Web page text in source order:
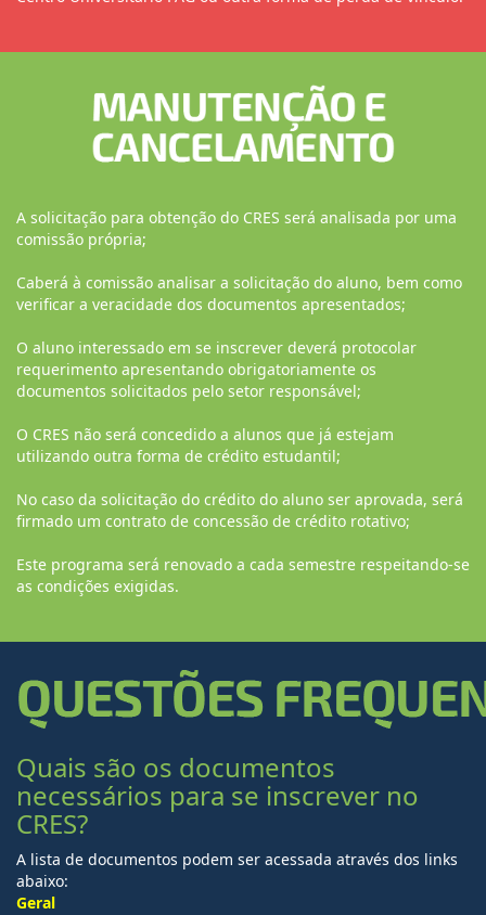
A solicitação para obtenção do CRES será analisada por uma
comissão própria;
Caberá à comissão analisar a solicitação do aluno, bem como
verificar a veracidade dos documentos apresentados;
O aluno interessado em se inscrever deverá protocolar
requerimento apresentando obrigatoriamente os
documentos solicitados pelo setor responsável;
O CRES não será concedido a alunos que já estejam
utilizando outra forma de crédito estudantil;
No caso da solicitação do crédito do aluno ser aprovada, será
firmado um contrato de concessão de crédito rotativo;
Este programa será renovado a cada semestre respeitando-se
as condições exigidas.
Quais são os documentos
necessários para se inscrever no
CRES?
A lista de documentos podem ser acessada através dos links
abaixo:
Geral